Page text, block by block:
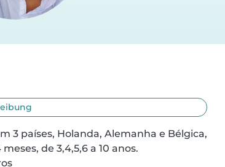
3 países, Holanda, Alemanha e Bélgica,
de 3,4,5,6 a 10 anos.